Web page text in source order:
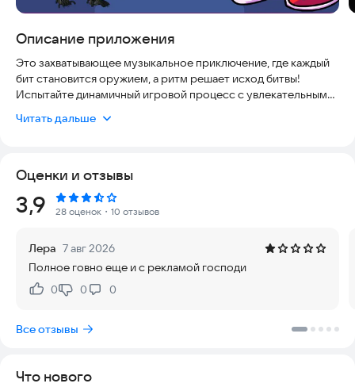
Описание приложения
Это захватывающее музыкальное приключение, где каждый
бит становится оружием, а ритм решает исход битвы!
Испытайте динамичный игровой процесс с увлекательными
продемонстрировать скорость, точность и чувство такта.
🎵 Адреналиновый геймплей – сразитесь с харизматичными
соперниками в ярких музыкальных батлах!
⚡ Улучшенная механика – точность нажатий теперь важнее,
чем когда-либо!
создают эффект полного погружения.
🔥 Эпичные уровни – вас ждут неожиданные испытания и
уникальные музыкальные треки!
вы – настоящий мастер битвы! Friday Night Funkin Battle ждет
📧 Контакты:
Читать дальше
Оценки и отзывы
Рейтинг:
3,9 28 оценок ・10 отзывов
Лера 7 авг 2026
Полное говно еще и с рекламой господи
Нравится:
0Не нравится:
0 0
Все отзывы
Что нового